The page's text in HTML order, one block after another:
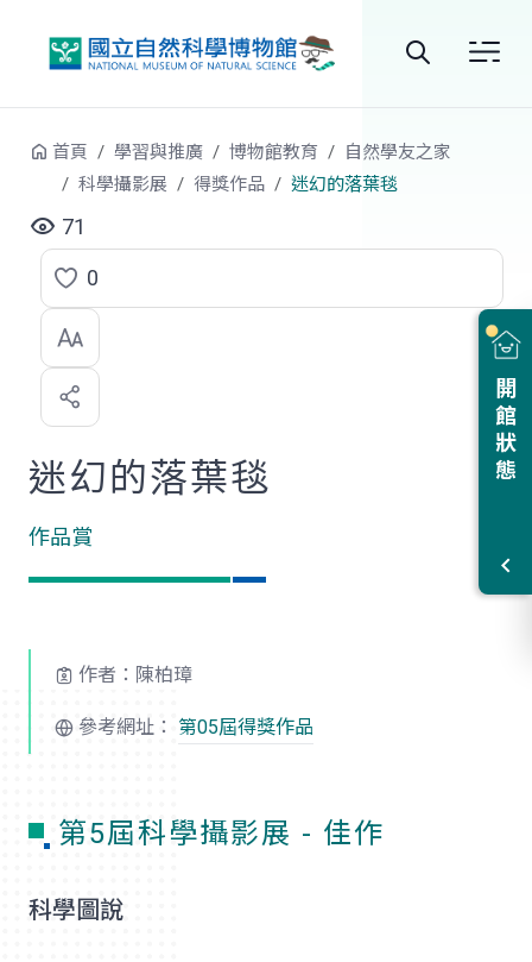
站
開館狀態
首頁 學習與推廣 博物館教育
自然學友之家
科學攝影展
得獎作品 迷幻的落葉毯
71
點
選
喜
歡
0
迷幻的落葉毯
作品賞
作者：陳柏璋
參考網址： 第05屆得獎作品
第5屆科學攝影展 - 佳作
科學圖說